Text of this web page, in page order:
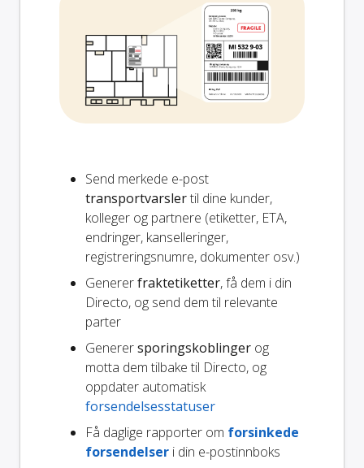
Send merkede e-post
transportvarslertil dine kunder,
kolleger og partnere (etiketter, ETA,
endringer, kanselleringer,
registreringsnumre, dokumenter osv.)
Genererfraktetiketter, få dem i din
Directo, og send dem til relevante
parter
Generersporingskoblinger og
motta dem tilbake til Directo, og
oppdater automatisk
forsendelsesstatuser
Få daglige rapporter om forsinkede
forsendelser i din e-postinnboks